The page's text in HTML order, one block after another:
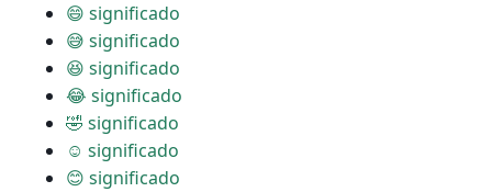
😄 significado
😅 significado
😆 significado
😂 significado
🤣 significado
☺ significado
😊 significado